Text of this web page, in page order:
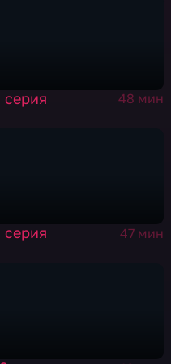
серия 48 мин
серия 47 мин